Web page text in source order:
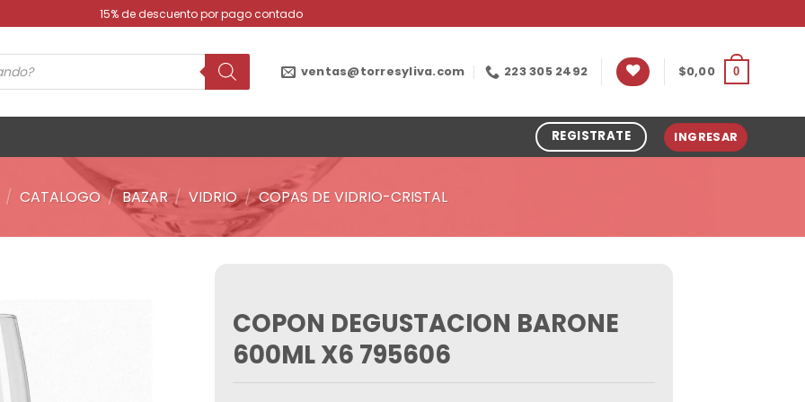
15% de descuento por pago contado
ventas@torresyliva.com 223 305 2492 $0,00 0
REGISTRATE INGRESAR
/ CATALOGO / BAZAR / VIDRIO / COPAS DE VIDRIO-CRISTAL
COPON DEGUSTACION BARONE
600ML X6 795606